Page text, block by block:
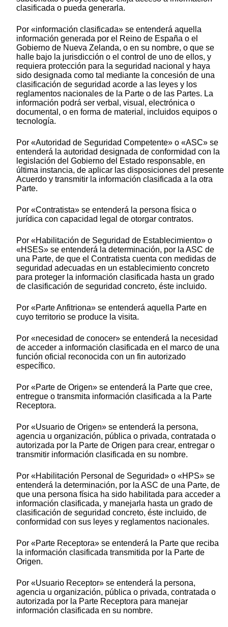
clasificada o pueda generarla.
Por «información clasificada» se entenderá aquella
información generada por el Reino de España o el
Gobierno de Nueva Zelanda, o en su nombre, o que se
halle bajo la jurisdicción o el control de uno de ellos, y
requiera protección para la seguridad nacional y haya
sido designada como tal mediante la concesión de una
clasificación de seguridad acorde a las leyes y los
reglamentos nacionales de la Parte o de las Partes. La
información podrá ser verbal, visual, electrónica o
documental, o en forma de material, incluidos equipos o
tecnología.
Por «Autoridad de Seguridad Competente» o «ASC» se
entenderá la autoridad designada de conformidad con la
legislación del Gobierno del Estado responsable, en
última instancia, de aplicar las disposiciones del presente
Acuerdo y transmitir la información clasificada a la otra
Parte.
Por «Contratista» se entenderá la persona física o
jurídica con capacidad legal de otorgar contratos.
Por «Habilitación de Seguridad de Establecimiento» o
«HSES» se entenderá la determinación, por la ASC de
una Parte, de que el Contratista cuenta con medidas de
seguridad adecuadas en un establecimiento concreto
para proteger la información clasificada hasta un grado
de clasificación de seguridad concreto, éste incluido.
Por «Parte Anfitriona» se entenderá aquella Parte en
cuyo territorio se produce la visita.
Por «necesidad de conocer» se entenderá la necesidad
de acceder a información clasificada en el marco de una
función oficial reconocida con un fin autorizado
específico.
Por «Parte de Origen» se entenderá la Parte que cree,
entregue o transmita información clasificada a la Parte
Receptora.
Por «Usuario de Origen» se entenderá la persona,
agencia u organización, pública o privada, contratada o
autorizada por la Parte de Origen para crear, entregar o
transmitir información clasificada en su nombre.
Por «Habilitación Personal de Seguridad» o «HPS» se
entenderá la determinación, por la ASC de una Parte, de
que una persona física ha sido habilitada para acceder a
información clasificada, y manejarla hasta un grado de
clasificación de seguridad concreto, éste incluido, de
conformidad con sus leyes y reglamentos nacionales.
Por «Parte Receptora» se entenderá la Parte que reciba
la información clasificada transmitida por la Parte de
Origen.
Por «Usuario Receptor» se entenderá la persona,
agencia u organización, pública o privada, contratada o
autorizada por la Parte Receptora para manejar
información clasificada en su nombre.